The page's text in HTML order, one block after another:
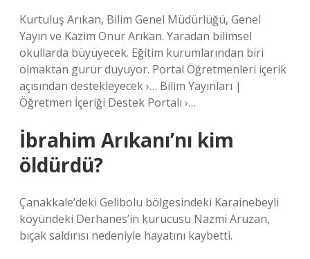
Kurtuluş Arıkan, Bilim Genel Müdürlüğü, Genel
Yayın ve Kazim Onur Arıkan. Yaradan bilimsel
okullarda büyüyecek. Eğitim kurumlarından biri
olmaktan gurur duyuyor. Portal Öğretmenleri içerik
açısından destekleyecek ›… Bilim Yayınları |
Öğretmen İçeriği Destek Portalı ›…
İbrahim Arıkanı’nı kim
öldürdü?
Çanakkale’deki Gelibolu bölgesindeki Karainebeyli
köyündeki Derhanes’in kurucusu Nazmi Aruzan,
bıçak saldırısı nedeniyle hayatını kaybetti.